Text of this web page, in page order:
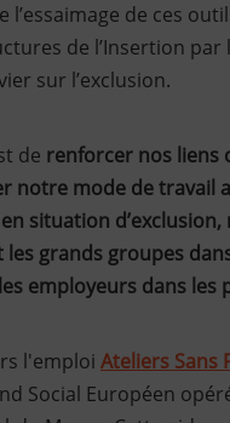
de ces
de l’Insertion par
sur l’exclusion.
de renforcer nos liens
notre mode de travail
situation
les grands groupes
employeurs dans les
l'emploi Ateliers Sans
Social Européen